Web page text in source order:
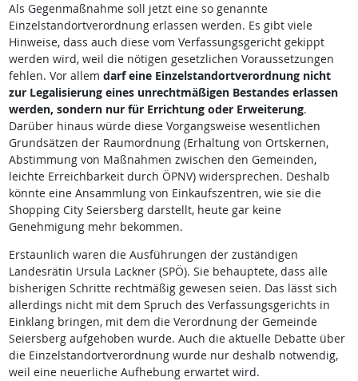
Als Gegenmaßnahme soll jetzt eine so genannte
Einzelstandortverordnung erlassen werden. Es gibt viele
Hinweise, dass auch diese vom Verfassungsgericht gekippt
werden wird, weil die nötigen gesetzlichen Voraussetzungen
fehlen. Vor allem darf eine Einzelstandortverordnung nicht
zur Legalisierung eines unrechtmäßigen Bestandes erlassen
werden, sondern nur für Errichtung oder Erweiterung.
Darüber hinaus würde diese Vorgangsweise wesentlichen
Grundsätzen der Raumordnung (Erhaltung von Ortskernen,
Abstimmung von Maßnahmen zwischen den Gemeinden,
leichte Erreichbarkeit durch ÖPNV) widersprechen. Deshalb
könnte eine Ansammlung von Einkaufszentren, wie sie die
Shopping City Seiersberg darstellt, heute gar keine
Genehmigung mehr bekommen.
Erstaunlich waren die Ausführungen der zuständigen
Landesrätin Ursula Lackner (SPÖ). Sie behauptete, dass alle
bisherigen Schritte rechtmäßig gewesen seien. Das lässt sich
allerdings nicht mit dem Spruch des Verfassungsgerichts in
Einklang bringen, mit dem die Verordnung der Gemeinde
Seiersberg aufgehoben wurde. Auch die aktuelle Debatte über
die Einzelstandortverordnung wurde nur deshalb notwendig,
weil eine neuerliche Aufhebung erwartet wird.